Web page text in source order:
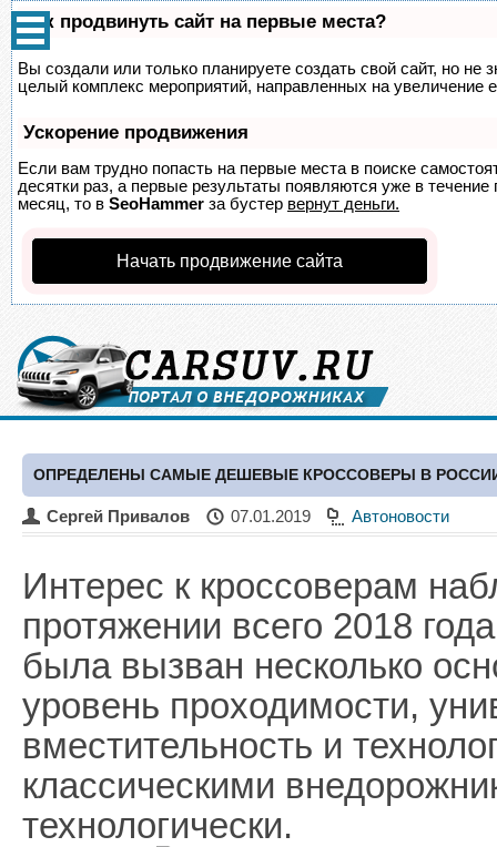
Как продвинуть сайт на первые места?
Вы создали или только планируете создать свой сайт, но не
целый комплекс мероприятий, направленных на увеличение
Ускорение продвижения
Если вам трудно попасть на первые места в поиске
десятки раз, а первые результаты появляются уже в
месяц, то в SeoHammer за бустер вернут деньги.
Начать продвижение сайта
ОПРЕДЕЛЕНЫ САМЫЕ ДЕШЕВЫЕ КРОССОВЕРЫ В РОССИИ
Сергей Привалов 07.01.2019 Автоновости
Интерес к кроссоверам
протяжении всего 2018
была вызван несколько
уровень проходимости,
вместительность и
классическими
технологически.